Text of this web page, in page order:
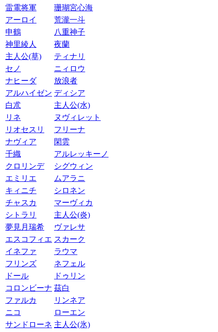
雷電将軍
珊瑚宮心海
アーロイ
荒瀧一斗
申鶴
八重神子
神里綾人
夜蘭
主人公(草)
ティナリ
セノ
ニィロウ
ナヒーダ
放浪者
アルハイゼン ディシア
白朮
主人公(水)
リネ
ヌヴィレット
リオセスリ
フリーナ
ナヴィア
閑雲
千織
アルレッキーノ
クロリンデ
シグウィン
エミリエ
ムアラニ
キィニチ
シロネン
チャスカ
マーヴィカ
シトラリ
主人公(炎)
夢見月瑞希
ヴァレサ
エスコフィエ スカーク
イネファ
ラウマ
フリンズ
ネフェル
ドール
ドゥリン
コロンビーナ 茲白
ファルカ
リンネア
ニコ
ローエン
サンドローネ 主人公(氷)